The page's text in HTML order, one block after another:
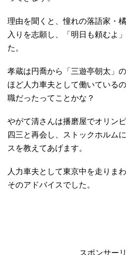
理由を聞くと、憧れの落語家・
入りを志願し、「明日も頼むよ
た。
孝蔵は円喬から「三遊亭朝太」
ほど人力車夫として働いている
職だったってことかな？
やがて清さんは播磨屋でオリン
四三と再会し、ストックホルム
スを教えてあげます。
人力車夫として東京中を走りま
そのアドバイスでした。
スポンサー